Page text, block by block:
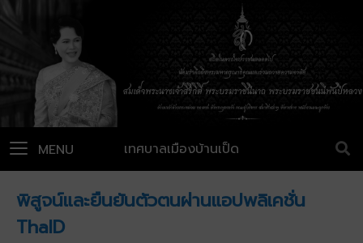
เทศบาลเมืองบ้านเป็ด
MENU
พิสูจน์และยืนยันตัวตนผ่านแอปพลิเคชั่น
ThaID